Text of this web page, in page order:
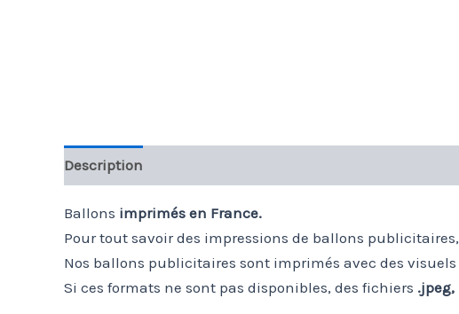
Description
Ballons imprimés en France.
Pour tout savoir des impressions de ballons
Nos ballons publicitaires sont imprimés avec des
Si ces formats ne sont pas disponibles, des fichiers